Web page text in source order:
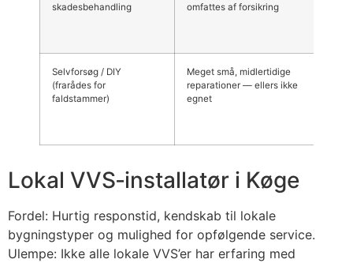
skadesbehandling
omfattes af forsikring
Selvforsøg / DIY
(frarådes for
faldstammer)
Meget små, midlertidige
reparationer — ellers ikke
egnet
Lokal VVS‑installatør i Køge
Fordel: Hurtig responstid, kendskab til lokale
bygningstyper og mulighed for opfølgende service.
Ulempe: Ikke alle lokale VVS’er har erfaring med